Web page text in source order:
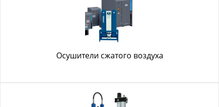
Осушители сжатого воздуха